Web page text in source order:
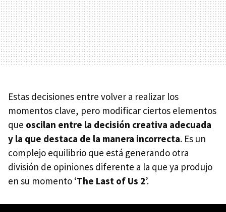
Estas decisiones entre volver a realizar los
momentos clave, pero modificar ciertos elementos
que oscilan entre la decisión creativa adecuada
y la que destaca de la manera incorrecta. Es un
complejo equilibrio que está generando otra
división de opiniones diferente a la que ya produjo
en su momento ‘The Last of Us 2’.